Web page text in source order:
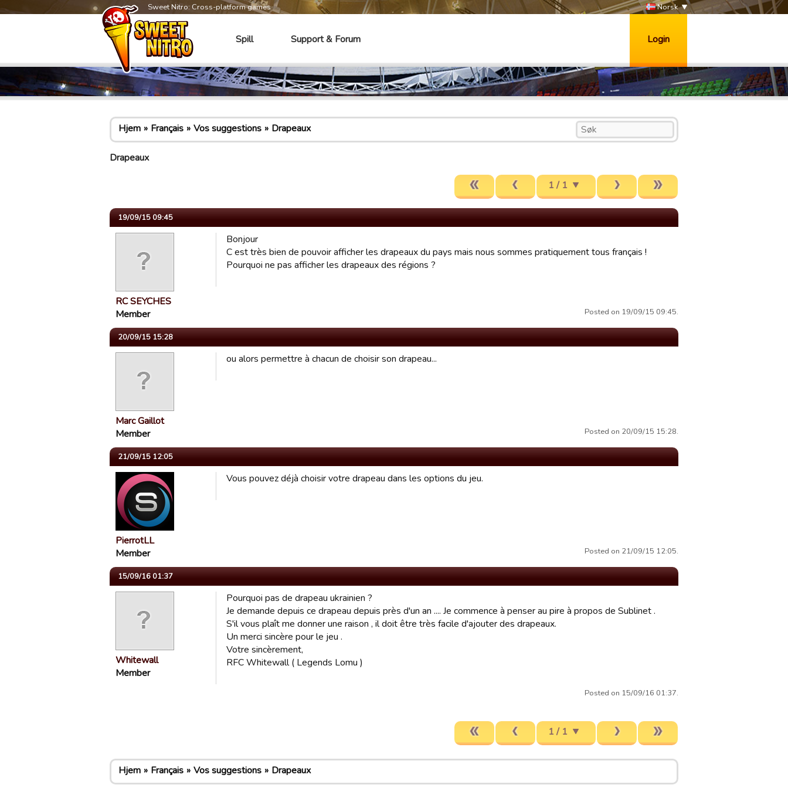
Sweet Nitro: Cross-platform games Norsk
Spill Support & Forum Login
Hjem Français Vos suggestions Drapeaux
Drapeaux
1 / 1
19/09/15 09:45
RC SEYCHES
Member
Bonjour
C est très bien de pouvoir afficher les drapeaux du pays mais nous sommes pratiquement tous français !
Pourquoi ne pas afficher les drapeaux des régions ?
Posted on 19/09/15 09:45.
20/09/15 15:28
Marc Gaillot
Member
ou alors permettre à chacun de choisir son drapeau...
Posted on 20/09/15 15:28.
21/09/15 12:05
PierrotLL
Member
Vous pouvez déjà choisir votre drapeau dans les options du jeu.
Posted on 21/09/15 12:05.
15/09/16 01:37
Whitewall
Member
Pourquoi pas de drapeau ukrainien ?
Je demande depuis ce drapeau depuis près d'un an .... Je commence à penser au pire à propos de Sublinet .
S'il vous plaît me donner une raison , il doit être très facile d'ajouter des drapeaux.
Un merci sincère pour le jeu .
Votre sincèrement,
RFC Whitewall ( Legends Lomu )
Posted on 15/09/16 01:37.
1 / 1
Hjem Français Vos suggestions Drapeaux